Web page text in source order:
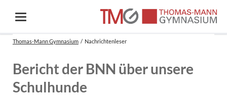
Thomas-Mann Gymnasium Nachrichtenleser
Bericht der BNN über unsere
Schulhunde